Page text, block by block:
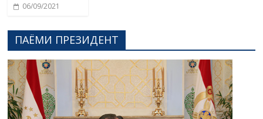
06/09/2021
ПАЁМИ ПРЕЗИДЕНТ